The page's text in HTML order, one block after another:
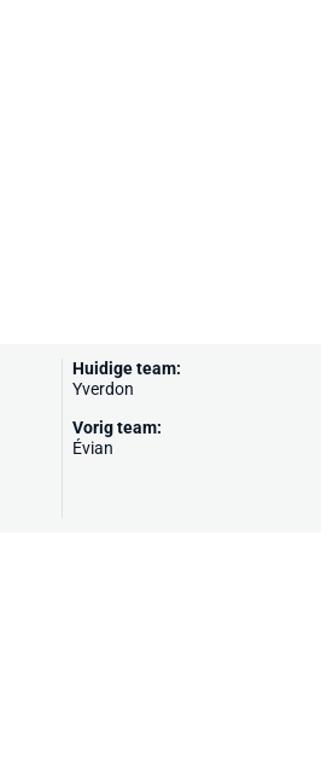
Huidige team:
Yverdon
Vorig team:
Évian